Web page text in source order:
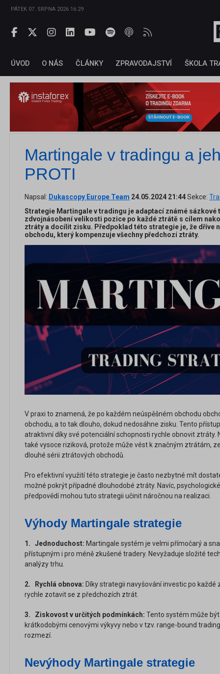
PÁTEK 07. SRPNA 2026 16:29
ÚVOD O NÁS ČLÁNKY ZPRAVODAJSTVÍ ŠKOLA
Martingale v tradingu a
PROTI
Napsal: Dukascopy Europe Team 24.05.2024 21:44Sekce:
Strategie Martingale v tradingu je adaptací známé sázkové
zdvojnásobení velikosti pozice po každé ztrátě s cílem
ztráty a docílit zisku. Předpoklad této strategie je, že dříve
obchodu, který kompenzuje všechny předchozí ztráty.
V praxi to znamená, že po každém neúspěšném obchodu
obchodu, a to tak dlouho, dokud nedosáhne zisku. Tento
atraktivní díky své potenciální schopnosti rychle obnovit ztráty.
také vysoce riziková, protože může vést k značným ztrátám,
dlouhé sérii ztrátových obchodů.
Pro efektivní využití této strategie je často nezbytné mít
možné pokrýt případné dlouhodobé ztráty. Navíc,
předpovědí mohou tuto strategii učinit náročnou na realizaci.
Výhody Martingale strategie
1. Jednoduchost: Martingale systém je velmi přímočarý a
přístupným i pro méně zkušené tradery. Nevyžaduje složité
analýzy trhu.
2. Rychlá obnova: Díky strategii navyšování investic po
rychle zotavit se z předchozích ztrát.
3. Ziskovost v určitých podmínkách: Tento systém může
krátkodobými cenovými výkyvy nebo v tzv. range-bound
rozmezí.
Nevýhody Martingale strategie